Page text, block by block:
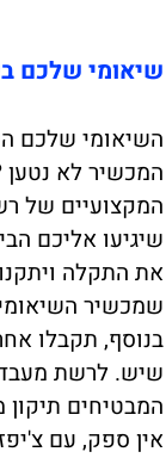
שיאומי שלכם
השיאומי שלכם
המכשיר לא נטען
המקצועיים של
שיגיעו אליכם
את התקלה
שמכשיר
בנוסף, תקבלו
שיש. לרשת
המבטיחים תיקון
אין ספק, עם